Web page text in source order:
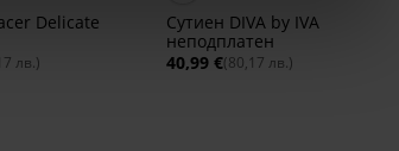
Delicate
лв.)
Сутиен DIVA by IVA
неподплатен
40,99 €(80,17 лв.)